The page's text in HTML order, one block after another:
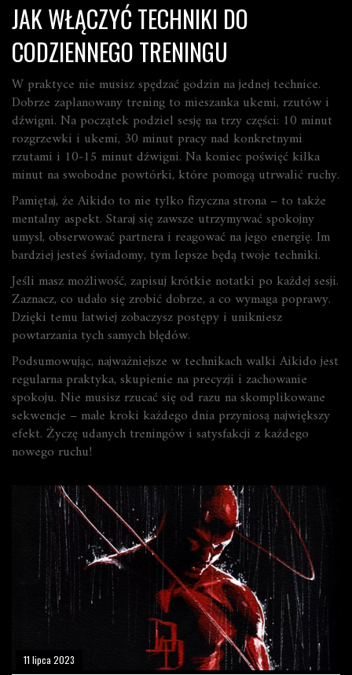
JAK WŁĄCZYĆ TECHNIKI DO
CODZIENNEGO TRENINGU
W praktyce nie musisz spędzać godzin na jednej technice.
Dobrze zaplanowany trening to mieszanka ukemi, rzutów i
dźwigni. Na początek podziel sesję na trzy części: 10 minut
rozgrzewki i ukemi, 30 minut pracy nad konkretnymi
rzutami i 10‑15 minut dźwigni. Na koniec poświęć kilka
minut na swobodne powtórki, które pomogą utrwalić ruchy.
Pamiętaj, że Aikido to nie tylko fizyczna strona – to także
mentalny aspekt. Staraj się zawsze utrzymywać spokojny
umysł, obserwować partnera i reagować na jego energię. Im
bardziej jesteś świadomy, tym lepsze będą twoje techniki.
Jeśli masz możliwość, zapisuj krótkie notatki po każdej sesji.
Zaznacz, co udało się zrobić dobrze, a co wymaga poprawy.
Dzięki temu łatwiej zobaczysz postępy i unikniesz
powtarzania tych samych błędów.
Podsumowując, najważniejsze w technikach walki Aikido jest
regularna praktyka, skupienie na precyzji i zachowanie
spokoju. Nie musisz rzucać się od razu na skomplikowane
sekwencje – małe kroki każdego dnia przyniosą największy
efekt. Życzę udanych treningów i satysfakcji z każdego
nowego ruchu!
11 lipca 2023